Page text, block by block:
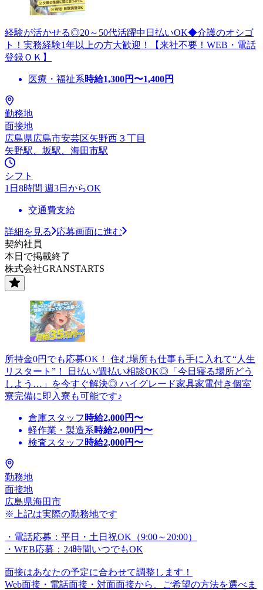
経験が活かせる◎20～50代活躍中日払いOK◆介護のオシゴ
ト！実務経験1年以上の方大歓迎！【来社不要！WEB・電話
登録ＯＫ】
医療・福祉系時給1,300円〜1,400円
勤務地
面接地
広島県広島市安芸区矢野西３丁目
矢野駅、坂駅、海田市駅
シフト
1日8時間 週3日からOK
交通費支給
詳細を見る
応募画面に進む
契約社員
本日で掲載終了
株式会社GRANSTARTS
所持金0円でも応募OK！ 住む場所も仕事も手に入れて“人生
リスタート”！ 日払い/週払い相談OK◎「今日寝る場所どう
しよう…」を今すぐ解決◎ ハイグレード家具家電付き個室
寮完備に即入寮も可能です♪
倉庫スタッフ 時給2,000円〜
軽作業・製造系時給2,000円〜
検査スタッフ 時給2,000円〜
勤務地
面接地
広島県海田市
※上記は実際の勤務地です
・電話応募：平日・土日祝OK（9:00～20:00）
・WEB応募：24時間いつでもOK
面接はあなたの予定に合わせて調整します！
Web面接・電話面接・対面面接から、ご希望の方法を選べま